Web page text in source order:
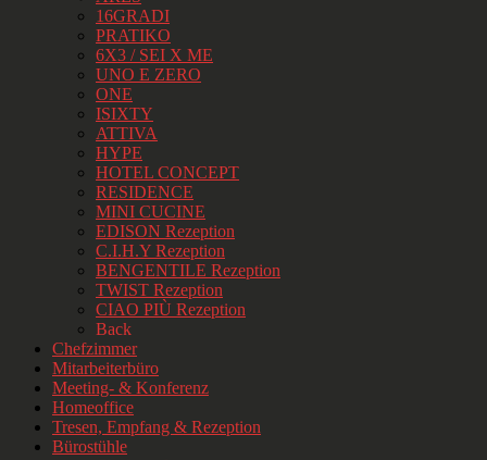
16GRADI
PRATIKO
6X3 / SEI X ME
UNO E ZERO
ONE
ISIXTY
ATTIVA
HYPE
HOTEL CONCEPT
RESIDENCE
MINI CUCINE
EDISON Rezeption
C.I.H.Y Rezeption
BENGENTILE Rezeption
TWIST Rezeption
CIAO PIÙ Rezeption
Back
Chefzimmer
Mitarbeiterbüro
Meeting- & Konferenz
Homeoffice
Tresen, Empfang & Rezeption
Bürostühle